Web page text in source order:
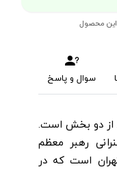
این محصول
سوال و پاسخ
از دو بخش است.
رهبر معظم
است که در